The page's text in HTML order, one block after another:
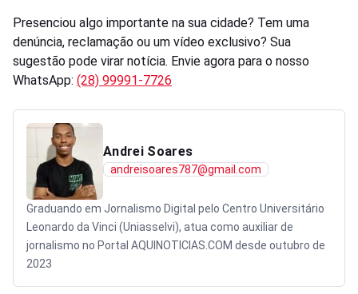
Presenciou algo importante na sua cidade? Tem uma
denúncia, reclamação ou um vídeo exclusivo? Sua
sugestão pode virar notícia. Envie agora para o nosso
WhatsApp: (28) 99991-7726
Andrei Soares
andreisoares787@gmail.com
Graduando em Jornalismo Digital pelo Centro Universitário
Leonardo da Vinci (Uniasselvi), atua como auxiliar de
jornalismo no Portal AQUINOTICIAS.COM desde outubro de
2023